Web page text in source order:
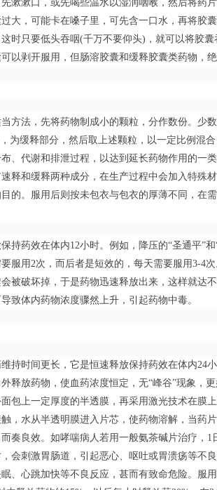
漱漱口，或先喝些温水以湿润咽喉，然后将药
大，可能卡在嗓子里，可先含一口水，再将胶
时只要低头吞咽(千万不要仰头)，就可以将胶
以剥开服用，但肠溶胶囊和缓释胶囊类药物，
方法，先将药物制成小的颗粒，分作数份。少
为缓释部分，然后取上述颗粒，以一定比例混
、代谢和排泄过程，以达到延长药物作用的一
释和缓释两种成分，在生产过程中会加入特殊
的。服用后则按未包衣与包衣的厚薄不同，在
持药效在体内12小时。例如，降压的“圣通平”
服用2次，而后者是短效的，每天需要服用3-4
被破坏掉，于是药物迅速释放出来，这样就达
致体内药物浓度骤然上升，引起药物中毒。
持时间更长，它是恒速释放保持药效在体内24
释放药物，使血药浓度恒定，无“峰谷”现象，
包上一定厚度的半透膜，再采用激光技术在膜
，水从半透明膜进入片芯，使药物溶解，当药
奏良效。如哮喘病人若用一般氨茶碱片治疗，1
会刺激胃肠道，引起恶心、呕吐或胃溃疡等不
、心跳加快等不良反应，甚而有致命危险。服